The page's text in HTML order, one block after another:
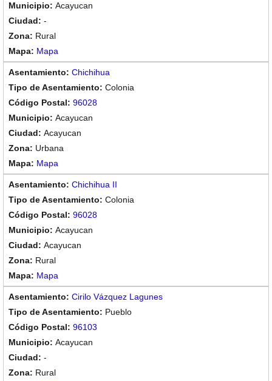
Acayucan
-
Rural
Mapa
Chichihua
Colonia
96028
Acayucan
Acayucan
Urbana
Mapa
Chichihua II
Colonia
96028
Acayucan
Acayucan
Rural
Mapa
Cirilo Vázquez Lagunes
Pueblo
96103
Acayucan
-
Rural